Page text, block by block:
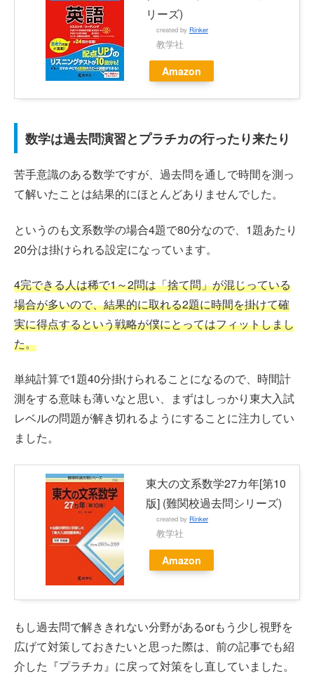
リーズ)
created by Rinker
教学社
Amazon
数学は過去問演習とプラチカの行ったり来たり
苦手意識のある数学ですが、過去問を通しで時間を測っ
て解いたことは結果的にほとんどありませんでした。
というのも文系数学の場合4題で80分なので、1題あたり
20分は掛けられる設定になっています。
4完できる人は稀で1～2問は「捨て問」が混じっている
場合が多いので、結果的に取れる2題に時間を掛けて確
実に得点するという戦略が僕にとってはフィットしまし
た。
単純計算で1題40分掛けられることになるので、時間計
測をする意味も薄いなと思い、まずはしっかり東大入試
レベルの問題が解き切れるようにすることに注力してい
ました。
東大の文系数学27カ年[第10
版] (難関校過去問シリーズ)
created by Rinker
教学社
Amazon
もし過去問で解ききれない分野があるorもう少し視野を
広げて対策しておきたいと思った際は、前の記事でも紹
介した『プラチカ』に戻って対策をし直していました。